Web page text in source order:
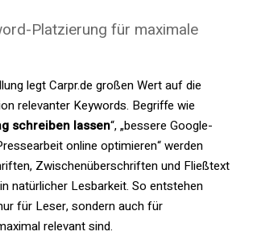
Platzierung für maximale
legt Carpr.de großen Wert auf die
relevanter Keywords. Begriffe wie
schreiben lassen“, „bessere Google-
online optimieren“ werden
Zwischenüberschriften und Fließtext
natürlicher Lesbarkeit. So entstehen
für Leser, sondern auch für
relevant sind.